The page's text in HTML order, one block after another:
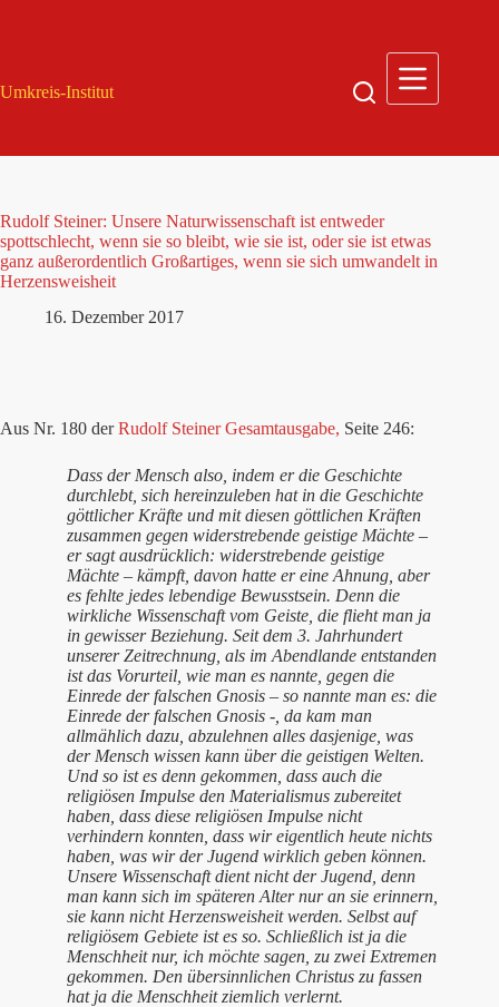
Umkreis-Institut
Rudolf Steiner: Unsere Naturwissenschaft ist entweder
spottschlecht, wenn sie so bleibt, wie sie ist, oder sie ist etwas
ganz außerordentlich Großartiges, wenn sie sich umwandelt in
Herzensweisheit
16. Dezember 2017
Aus Nr. 180 derRudolf Steiner Gesamtausgabe, Seite 246:
Dass der Mensch also, indem er die Geschichte
durchlebt, sich hereinzuleben hat in die Geschichte
göttlicher Kräfte und mit diesen göttlichen Kräften
zusammen gegen widerstrebende geistige Mächte –
er sagt ausdrücklich: widerstrebende geistige
Mächte – kämpft, davon hatte er eine Ahnung, aber
es fehlte jedes lebendige Bewusstsein. Denn die
wirkliche Wissenschaft vom Geiste, die flieht man ja
in gewisser Beziehung. Seit dem 3. Jahrhundert
unserer Zeitrechnung, als im Abendlande entstanden
ist das Vorurteil, wie man es nannte, gegen die
Einrede der falschen Gnosis – so nannte man es: die
Einrede der falschen Gnosis -, da kam man
allmählich dazu, abzulehnen alles dasjenige, was
der Mensch wissen kann über die geistigen Welten.
Und so ist es denn gekommen, dass auch die
religiösen Impulse den Materialismus zubereitet
haben, dass diese religiösen Impulse nicht
verhindern konnten, dass wir eigentlich heute nichts
haben, was wir der Jugend wirklich geben können.
Unsere Wissenschaft dient nicht der Jugend, denn
man kann sich im späteren Alter nur an sie erinnern,
sie kann nicht Herzensweisheit werden. Selbst auf
religiösem Gebiete ist es so. Schließlich ist ja die
Menschheit nur, ich möchte sagen, zu zwei Extremen
gekommen. Den übersinnlichen Christus zu fassen
hat ja die Menschheit ziemlich verlernt.